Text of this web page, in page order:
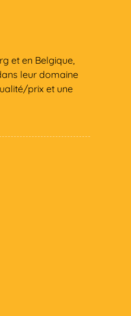
et en Belgique,
leur domaine
prix et une